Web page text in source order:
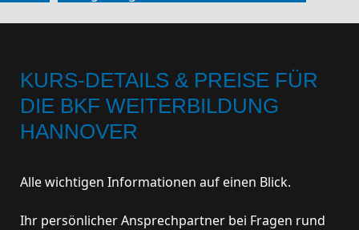
KURS-DETAILS & PREISE FÜR
DIE BKF WEITERBILDUNG
HANNOVER
Alle wichtigen Informationen auf einen Blick.
Ihr persönlicher Ansprechpartner bei Fragen rund